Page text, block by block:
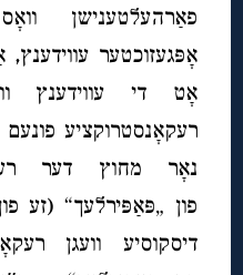
פאַרהעלטענישן
אָפּגעזוכטער עווידענץ,
אָט די עווידענץ
רעקאָנסטרוקציע
נאָר מחוץ דער
פון „פּאַפּירלעך“ (זע
דיסקוסיע וועגן